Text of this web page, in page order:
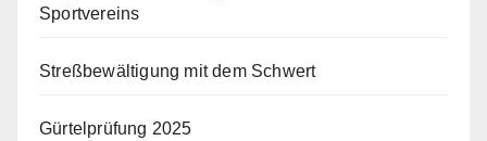
Sportvereins
Streßbewältigung mit dem Schwert
Gürtelprüfung 2025